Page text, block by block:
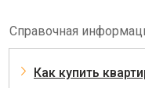
Справочная
Как купить